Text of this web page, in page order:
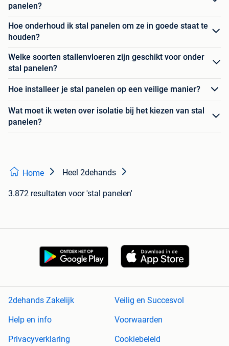
panelen?
Hoe onderhoud ik stal panelen om ze in goede staat te
houden?
Welke soorten stallenvloeren zijn geschikt voor onder
stal panelen?
Hoe installeer je stal panelen op een veilige manier?
Wat moet ik weten over isolatie bij het kiezen van stal
panelen?
Home Heel 2dehands
3.872 resultaten voor 'stal panelen'
2dehands Zakelijk
Veilig en Succesvol
Help en info
Voorwaarden
Privacyverklaring
Cookiebeleid